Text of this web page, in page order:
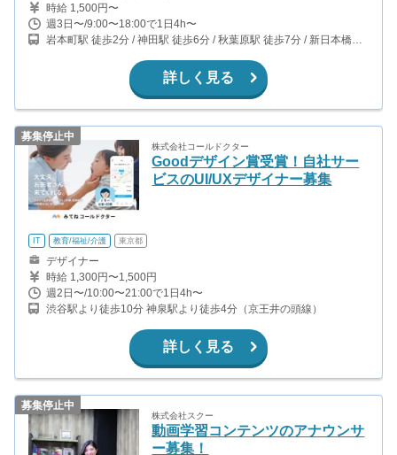
時給 1,500円〜
週3日〜/9:00〜18:00で1日4h〜
岩本町駅 徒歩2分 / 神田駅 徒歩6分 / 秋葉原駅 徒歩7分 / 新日本橋駅
詳しく見る
募集停止中
株式会社コールドクター
Goodデザイン賞受賞！自社サー
ビスのUI/UXデザイナー募集
IT 教育/福祉/介護 東京都
デザイナー
時給 1,300円〜1,500円
週2日〜/10:00〜21:00で1日4h〜
渋谷駅より徒歩10分 神泉駅より徒歩4分（京王井の頭線）
詳しく見る
募集停止中
株式会社スクー
動画学習コンテンツのアナウンサ
ー募集！